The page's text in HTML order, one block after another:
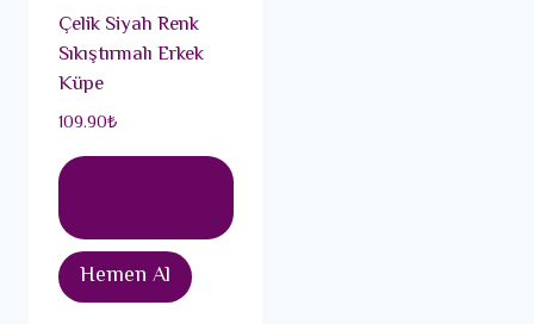
Çelik Siyah Renk
Sıkıştırmalı Erkek
Küpe
109.90₺
Hemen Al